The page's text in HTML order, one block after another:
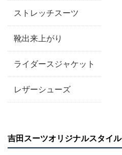
ストレッチスーツ
靴出来上がり
ライダースジャケット
レザーシューズ
吉田スーツオリジナルスタイル